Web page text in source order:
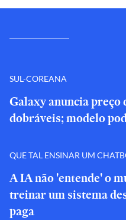
SUL-COREANA
Galaxy anuncia preço
dobráveis; modelo
QUE TAL ENSINAR UM
A IA não 'entende' o
treinar um sistema
paga